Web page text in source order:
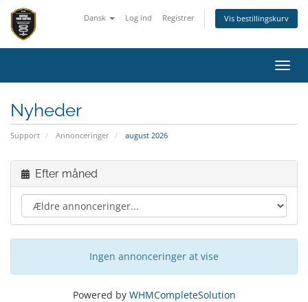
Dansk Log ind Registrer Vis bestillingskurv
Skift
Nyheder
Support Annonceringer august 2026
Efter måned
Ingen annonceringer at vise
Powered by WHMCompleteSolution